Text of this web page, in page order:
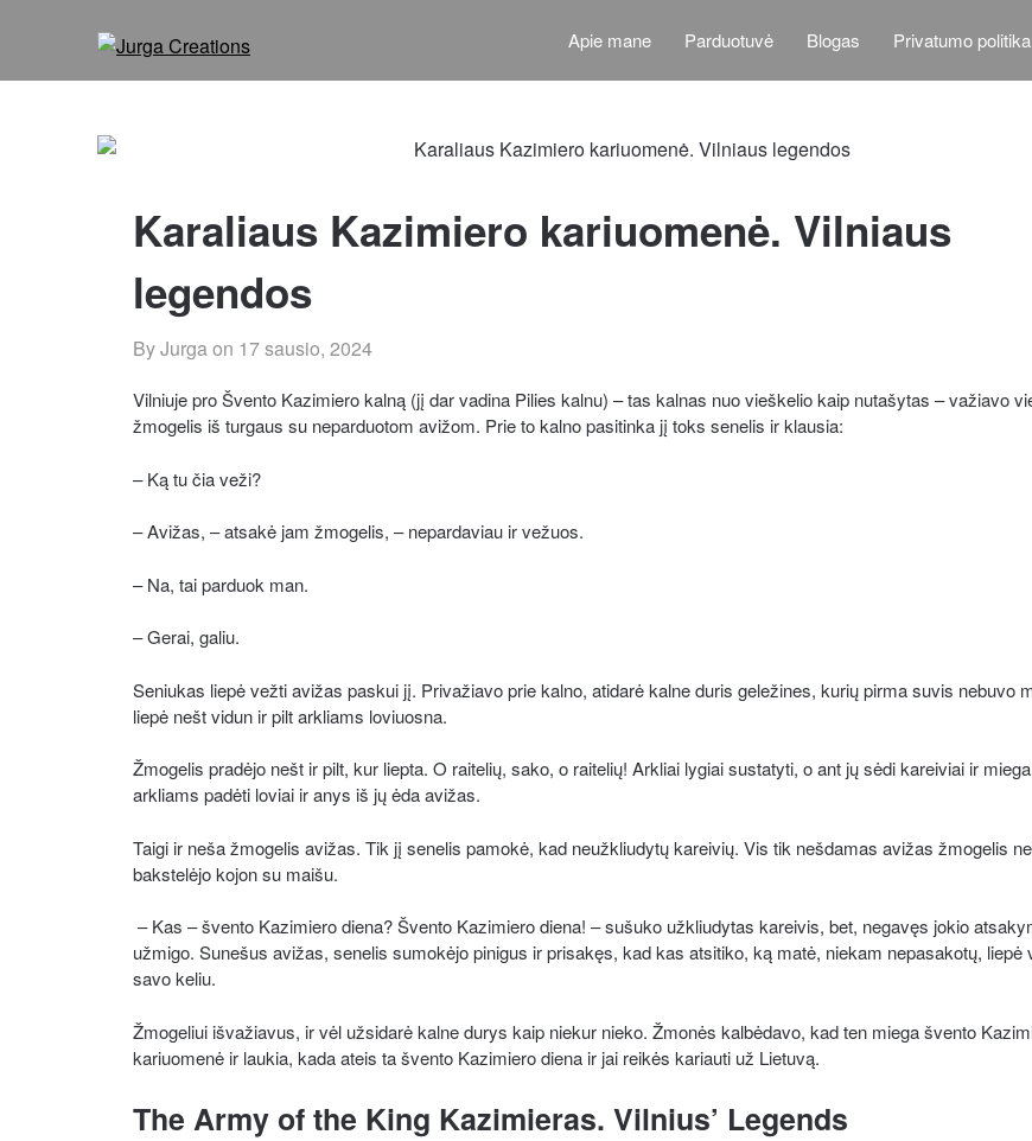
Apie mane Parduotuvė Blogas Privatumo politika
Karaliaus Kazimiero kariuomenė. Vilniaus
legendos
By Jurga on 17 sausio, 2024
Vilniuje pro Švento Kazimiero kalną (jį dar vadina Pilies kalnu) – tas kalnas nuo vieškelio kaip nutašytas – važiavo
žmogelis iš turgaus su neparduotom avižom. Prie to kalno pasitinka jį toks senelis ir klausia:
– Ką tu čia veži?
– Avižas, – atsakė jam žmogelis, – nepardaviau ir vežuos.
– Na, tai parduok man.
– Gerai, galiu.
Seniukas liepė vežti avižas paskui jį. Privažiavo prie kalno, atidarė kalne duris geležines, kurių pirma suvis nebuvo
liepė nešt vidun ir pilt arkliams loviuosna.
Žmogelis pradėjo nešt ir pilt, kur liepta. O raitelių, sako, o raitelių! Arkliai lygiai sustatyti, o ant jų sėdi kareiviai ir
arkliams padėti loviai ir anys iš jų ėda avižas.
Taigi ir neša žmogelis avižas. Tik jį senelis pamokė, kad neužkliudytų kareivių. Vis tik nešdamas avižas žmogelis
bakstelėjo kojon su maišu.
– Kas – švento Kazimiero diena? Švento Kazimiero diena! – sušuko užkliudytas kareivis, bet, negavęs jokio
užmigo. Sunešus avižas, senelis sumokėjo pinigus ir prisakęs, kad kas atsitiko, ką matė, niekam nepasakotų, liepė
savo keliu.
Žmogeliui išvažiavus, ir vėl užsidarė kalne durys kaip niekur nieko. Žmonės kalbėdavo, kad ten miega švento
kariuomenė ir laukia, kada ateis ta švento Kazimiero diena ir jai reikės kariauti už Lietuvą.
The Army of the King Kazimieras. Vilnius’ Legends